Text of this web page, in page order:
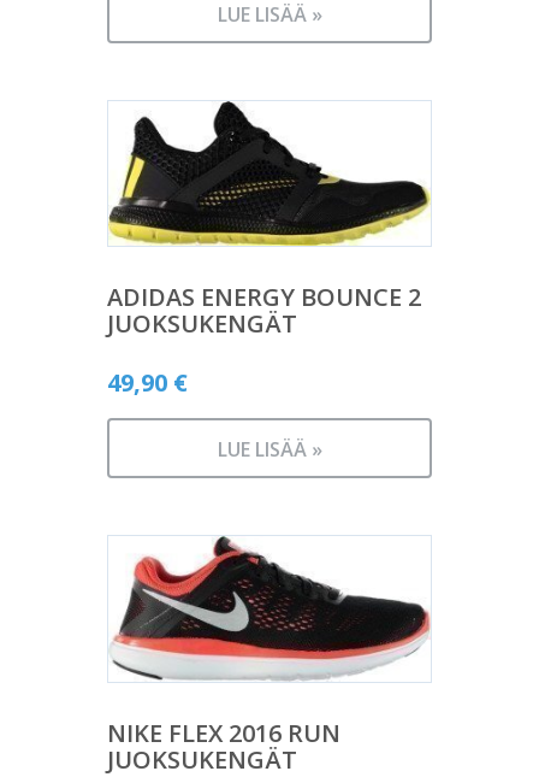
LUE LISÄÄ »
ADIDAS ENERGY BOUNCE 2
JUOKSUKENGÄT
49,90 €
LUE LISÄÄ »
NIKE FLEX 2016 RUN
JUOKSUKENGÄT